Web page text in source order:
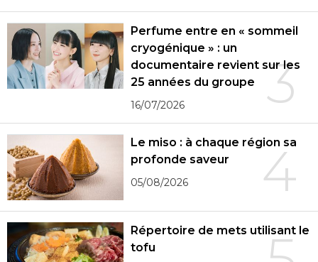
3
Perfume entre en « sommeil
cryogénique » : un
documentaire revient sur les
25 années du groupe
16/07/2026
4
Le miso : à chaque région sa
profonde saveur
05/08/2026
Répertoire de mets utilisant le
tofu